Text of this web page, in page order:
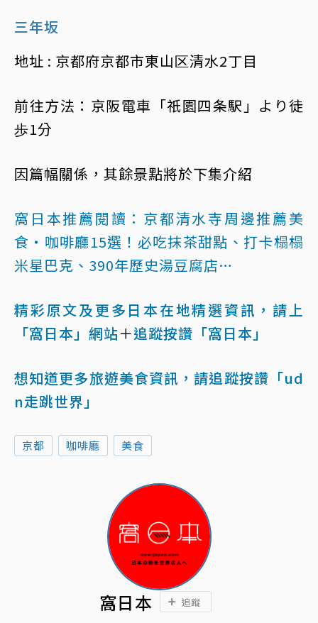
三年坂
地址 : 京都府京都市東山区清水2丁目
前往方法：京阪電車「祇園四条駅」より徒
歩1分
因篇幅關係，其餘景點將於下集介紹
窩日本推薦閱讀： 京都清水寺周邊推薦美
食・咖啡廳15選！必吃抹茶甜點、打卡榻榻
米星巴克、390年歷史湯豆腐店…
精彩原文及更多日本在地精選資訊，請上
「窩日本」網站＋追蹤按讚「窩日本」
想知道更多旅遊美食資訊，請追蹤按讚「ud
n走跳世界」
京都 咖啡廳 美食
窩日本 追蹤